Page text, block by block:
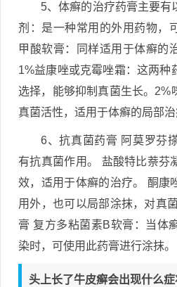
5、体癣的治疗药膏主要有
剂：是一种常用的外用药物，
甲酸软膏：同样适用于体癣的
1%益康唑或克霉唑霜：这两种
选择，能够抑制真菌生长。2%
真菌活性，适用于体癣的局部治
6、抗真菌药膏 阿莫罗芬
有抗真菌作用。 盐酸特比萘芬
效，适用于体癣的治疗。 酮康
用外，也可以局部涂抹，对真
膏 复方多粘菌素B软膏：当体
染时，可使用此药膏进行涂抹。
头上长了牛皮癣会出现什么